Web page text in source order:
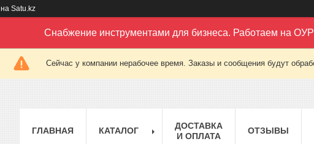
на Satu.kz
Снабжение инструментами для бизнеса. Работаем на
Сейчас у компании нерабочее время. Заказы и сообщения будут
ГЛАВНАЯ КАТАЛОГ
ДОСТАВКА
И ОПЛАТА
ОТЗЫВЫ